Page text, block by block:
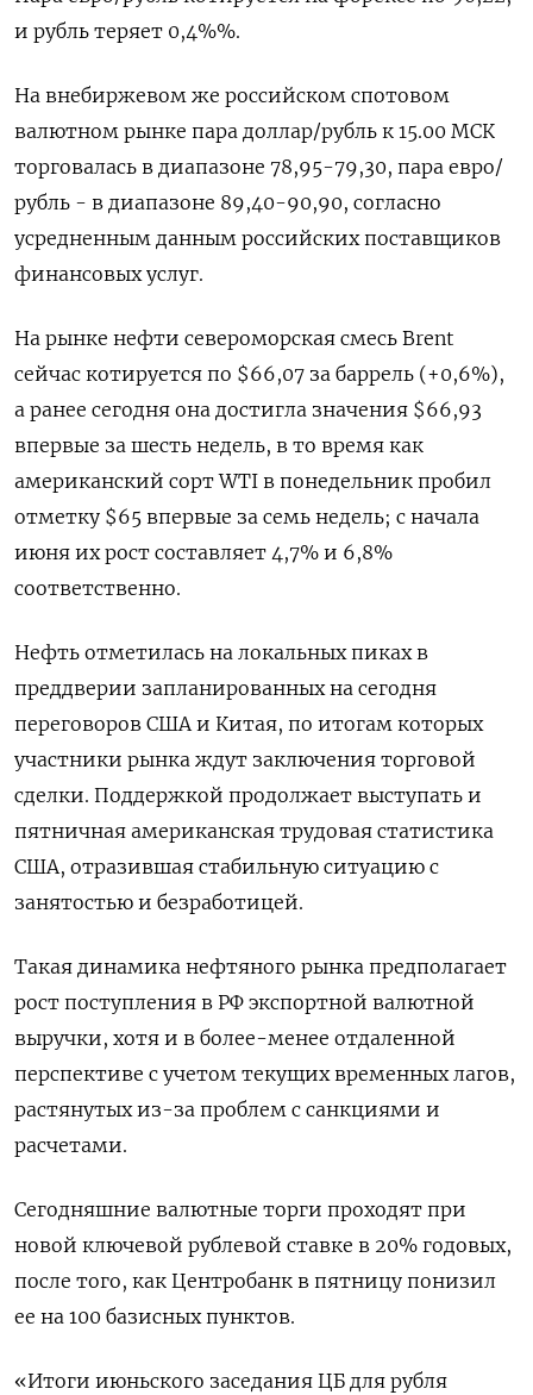
и рубль теряет 0,4%%.
На внебиржевом же российском спотовом
валютном рынке пара доллар/рубль к 15.00 МСК
торговалась в диапазоне 78,95-79,30, пара евро/
рубль - в диапазоне 89,40-90,90, согласно
усредненным данным российских поставщиков
финансовых услуг.
На рынке нефти североморская смесь Brent
сейчас котируется по $66,07 за баррель (+0,6%),
а ранее сегодня она достигла значения $66,93
впервые за шесть недель, в то время как
американский сорт WTI в понедельник пробил
отметку $65 впервые за семь недель; с начала
июня их рост составляет 4,7% и 6,8%
соответственно.
Нефть отметилась на локальных пиках в
преддверии запланированных на сегодня
переговоров США и Китая, по итогам которых
участники рынка ждут заключения торговой
сделки. Поддержкой продолжает выступать и
пятничная американская трудовая статистика
США, отразившая стабильную ситуацию с
занятостью и безработицей.
Такая динамика нефтяного рынка предполагает
рост поступления в РФ экспортной валютной
выручки, хотя и в более-менее отдаленной
перспективе с учетом текущих временных лагов,
растянутых из-за проблем с санкциями и
расчетами.
Сегодняшние валютные торги проходят при
новой ключевой рублевой ставке в 20% годовых,
после того, как Центробанк в пятницу понизил
ее на 100 базисных пунктов.
«Итоги июньского заседания ЦБ для рубля